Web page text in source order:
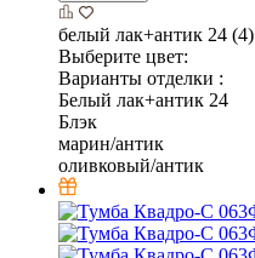
белый лак+антик 24 (4)
Выберите цвет:
Варианты отделки :
Белый лак+антик 24
Блэк
марин/антик
оливковый/антик